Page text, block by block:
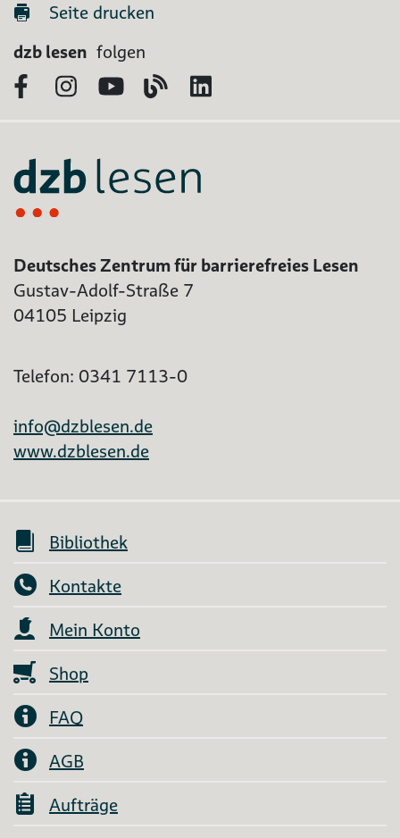
Seite drucken
dzb lesen folgen
FacebookInstagram
YouTubeBlog
Deutsches Zentrum für barrierefreies Lesen
Gustav-Adolf-Straße 7
04105 Leipzig
Telefon: 0341 7113-0
info@dzblesen.de
www.dzblesen.de
Bibliothek
Kontakte
Mein Konto
Shop
FAQ
AGB
Aufträge